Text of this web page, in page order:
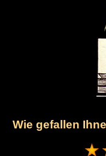
Wie gefallen